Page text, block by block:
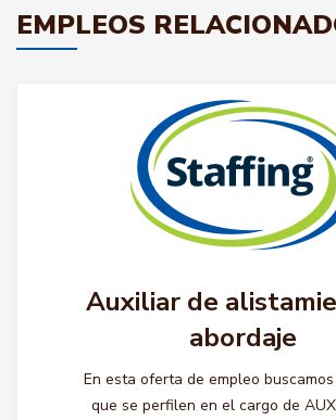
EMPLEOS
Auxiliar de
abordaje
En esta oferta de empleo
que se perfilen en el cargo de